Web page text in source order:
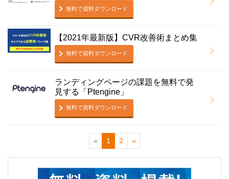
無料で資料ダウンロード
【2021年最新版】CVR改善術まとめ集
無料で資料ダウンロード
ランディングページの課題を無料で発
見する「Ptengine」
無料で資料ダウンロード
« 1 2 »